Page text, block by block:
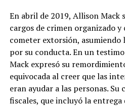
En abril de 2019, Allison Mack
cargos de crimen organizado
cometer extorsión, asumiendo
por su conducta. En un
Mack expresó su
equivocada al creer que las
eran ayudar a las personas.
fiscales, que incluyó la entrega